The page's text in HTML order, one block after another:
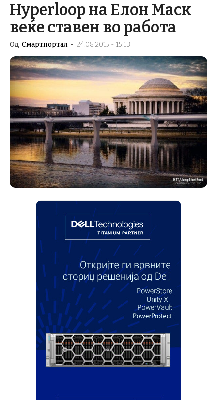
Hyperloop на Елон Маск
веќе ставен во работа
Од Смартпортал - 24.08.2015 - 15:13